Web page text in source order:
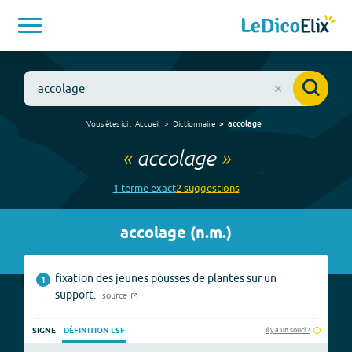
Vous êtes ici : Accueil Dictionnaire accolage
« accolage»
1 termeexact2 suggestions
accolage (n.m.)
1
fixation des jeunes pousses de plantes sur un
support.
source
SIGNE DÉFINITION LSF Il y a un souci ?